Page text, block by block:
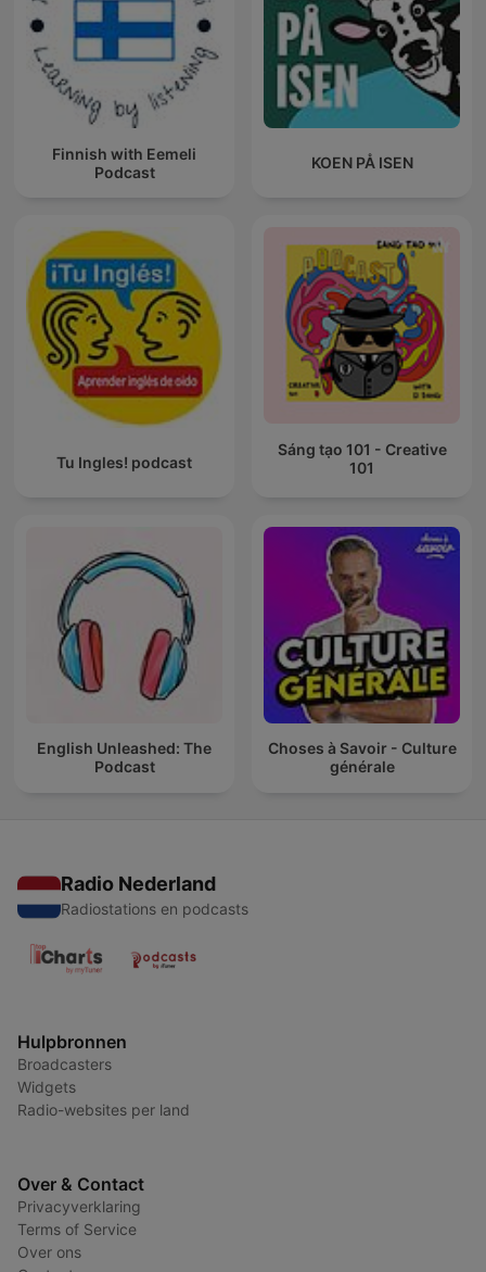
Finnish with Eemeli
Podcast
KOEN PÅ ISEN
Tu Ingles! podcast
Sáng tạo 101 - Creative
101
English Unleashed: The
Podcast
Choses à Savoir - Culture
générale
Radio Nederland
Radiostations en podcasts
Hulpbronnen
Broadcasters
Widgets
Radio-websites per land
Over & Contact
Privacyverklaring
Terms of Service
Over ons